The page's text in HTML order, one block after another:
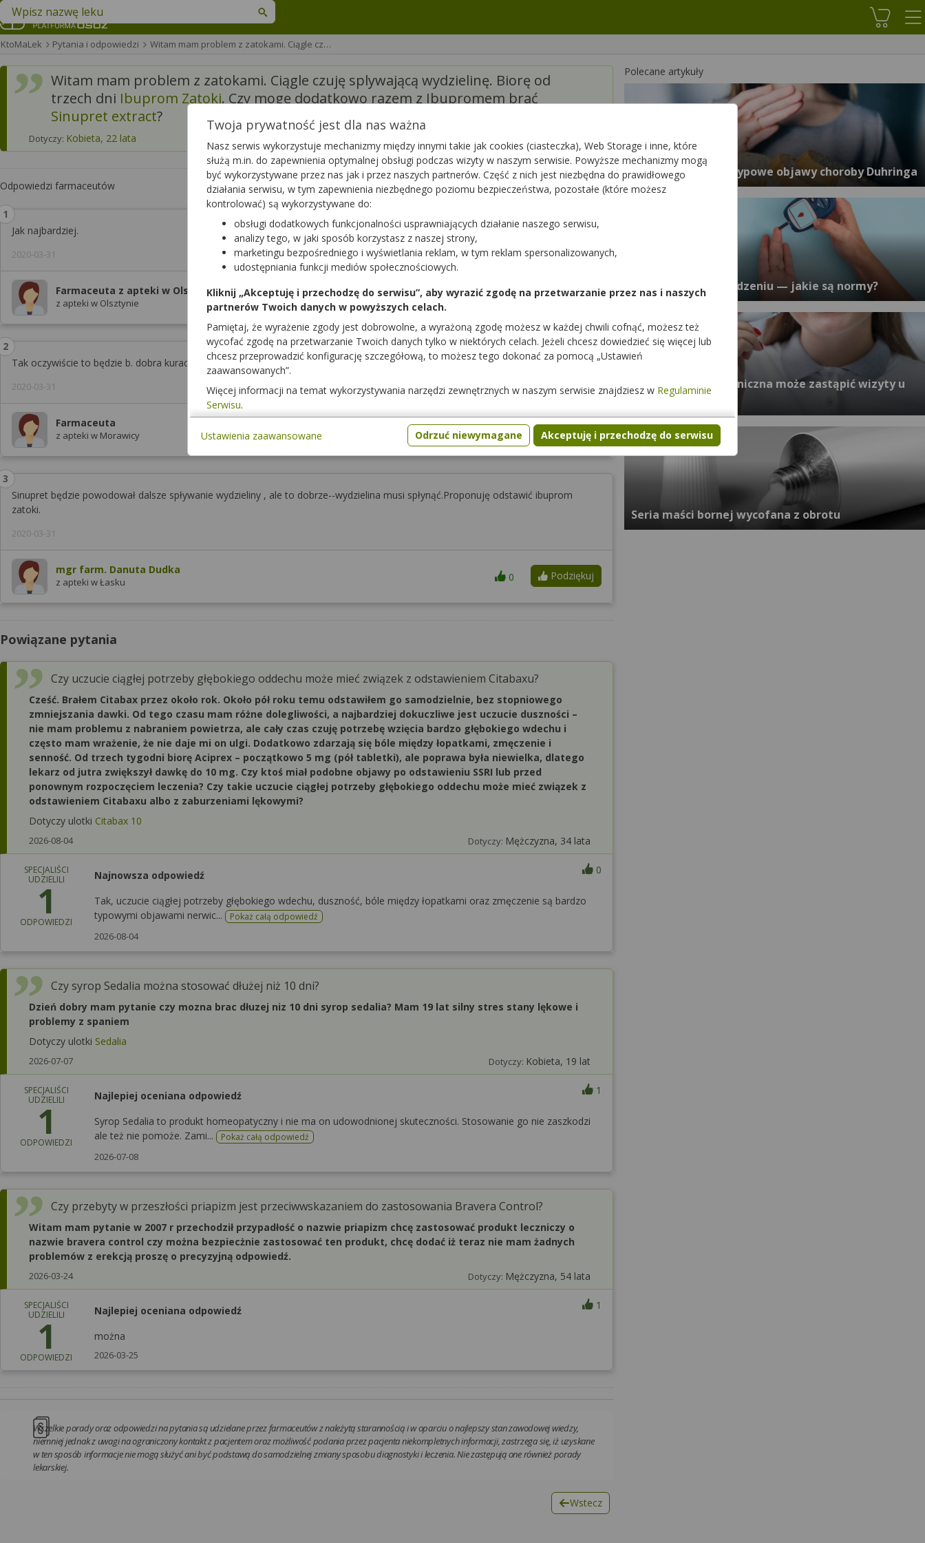
Koszyk
Znajdź lek w swojej okolicy
KtoMaLek Pytania i odpowiedzi Witam mam problem z zatokami. Ciągle cz…
Witam mam problem z zatokami. Ciągle czuję splywającą wydzielinę. Biorę od
trzech dni Ibuprom Zatoki. Czy mogę dodatkowo razem z Ibupromem brać
Sinupret extract?
Dotyczy: Kobieta, 22 lata
Odpowiedzi farmaceutów
Jak najbardziej.
2020-03-31
Farmaceuta z apteki w Olsztyn
z apteki w Olsztynie
Podziękuj
0
Tak oczywiście to będzie b. dobra kuracja
2020-03-31
Farmaceuta
z apteki w Morawicy
Podziękuj
0
Sinupret będzie powodował dalsze spływanie wydzieliny , ale to dobrze--wydzielina musi spłynąć.Proponuję odstawić ibuprom
zatoki.
2020-03-31
mgr farm. Danuta Dudka
z apteki w Łasku
Podziękuj
0
Powiązane pytania
Czy uczucie ciągłej potrzeby głębokiego oddechu może mieć związek z odstawieniem Citabaxu?
Cześć. Brałem Citabax przez około rok. Około pół roku temu odstawiłem go samodzielnie, bez stopniowego
zmniejszania dawki. Od tego czasu mam różne dolegliwości, a najbardziej dokuczliwe jest uczucie duszności –
nie mam problemu z nabraniem powietrza, ale cały czas czuję potrzebę wzięcia bardzo głębokiego wdechu i
często mam wrażenie, że nie daje mi on ulgi. Dodatkowo zdarzają się bóle między łopatkami, zmęczenie i
senność. Od trzech tygodni biorę Aciprex – początkowo 5 mg (pół tabletki), ale poprawa była niewielka, dlatego
lekarz od jutra zwiększył dawkę do 10 mg. Czy ktoś miał podobne objawy po odstawieniu SSRI lub przed
ponownym rozpoczęciem leczenia? Czy takie uczucie ciągłej potrzeby głębokiego oddechu może mieć związek z
odstawieniem Citabaxu albo z zaburzeniami lękowymi?
Dotyczy ulotki Citabax 10
2026-08-04 Dotyczy: Mężczyzna, 34 lata
SPECJALIŚCI
UDZIELILI
1
ODPOWIEDZI
Najnowsza odpowiedź 0
Tak, uczucie ciągłej potrzeby głębokiego wdechu, duszność, bóle między łopatkami oraz zmęczenie są bardzo
typowymi objawami nerwic...
Pokaż całą odpowiedź
2026-08-04
Czy syrop Sedalia można stosować dłużej niż 10 dni?
Dzień dobry mam pytanie czy mozna brac dłuzej niz 10 dni syrop sedalia? Mam 19 lat silny stres stany lękowe i
problemy z spaniem
Dotyczy ulotki Sedalia
2026-07-07 Dotyczy: Kobieta, 19 lat
SPECJALIŚCI
UDZIELILI
1
ODPOWIEDZI
Najlepiej oceniana odpowiedź 1
Syrop Sedalia to produkt homeopatyczny i nie ma on udowodnionej skuteczności. Stosowanie go nie zaszkodzi
ale też nie pomoże. Zami...
Pokaż całą odpowiedź
2026-07-08
Czy przebyty w przeszłości priapizm jest przeciwwskazaniem do zastosowania Bravera Control?
Witam mam pytanie w 2007 r przechodził przypadłość o nazwie priapizm chcę zastosować produkt leczniczy o
nazwie bravera control czy można bezpiecżnie zastosować ten produkt, chcę dodać iż teraz nie mam żadnych
problemów z erekcją proszę o precyzyjną odpowiedź.
2026-03-24 Dotyczy: Mężczyzna, 54 lata
SPECJALIŚCI
UDZIELILI
1
ODPOWIEDZI
Najlepiej oceniana odpowiedź 1
można
2026-03-25
Wszelkie porady oraz odpowiedzi na pytania są udzielane przez farmaceutów z należytą starannością i w oparciu o najlepszy stan zawodowej wiedzy,
niemniej jednak z uwagi na ograniczony kontakt z pacjentem oraz możliwość podania przez pacjenta niekompletnych informacji, zastrzega się, iż uzyskane
w ten sposób informacje nie mogą służyć ani być podstawą do samodzielnej zmiany sposobu diagnostyki i leczenia. Nie zastępują one również porady
lekarskiej.
Wstecz
Polecane artykuły
Celiakia a skóra – typowe objawy choroby Duhringa
Poziom cukru po jedzeniu — jakie są normy?
Czy szczoteczka soniczna może zastąpić wizyty u
dentysty?
Seria maści bornej wycofana z obrotu
Twoja prywatność jest dla nas ważna
Nasz serwis wykorzystuje mechanizmy między innymi takie jak cookies (ciasteczka), Web Storage i inne, które
służą m.in. do zapewnienia optymalnej obsługi podczas wizyty w naszym serwisie. Powyższe mechanizmy mogą
być wykorzystywane przez nas jak i przez naszych partnerów. Część z nich jest niezbędna do prawidłowego
działania serwisu, w tym zapewnienia niezbędnego poziomu bezpieczeństwa, pozostałe (które możesz
kontrolować) są wykorzystywane do:
obsługi dodatkowych funkcjonalności usprawniających działanie naszego serwisu,
analizy tego, w jaki sposób korzystasz z naszej strony,
marketingu bezpośredniego i wyświetlania reklam, w tym reklam spersonalizowanych,
udostępniania funkcji mediów społecznościowych.
Kliknij „Akceptuję i przechodzę do serwisu”, aby wyrazić zgodę na przetwarzanie przez nas i naszych
partnerów Twoich danych w powyższych celach.
Pamiętaj, że wyrażenie zgody jest dobrowolne, a wyrażoną zgodę możesz w każdej chwili cofnąć, możesz też
wycofać zgodę na przetwarzanie Twoich danych tylko w niektórych celach. Jeżeli chcesz dowiedzieć się więcej lub
chcesz przeprowadzić konfigurację szczegółową, to możesz tego dokonać za pomocą „Ustawień
zaawansowanych”.
Więcej informacji na temat wykorzystywania narzędzi zewnętrznych w naszym serwisie znajdziesz w Regulaminie
Serwisu.
Odrzuć niewymagane Akceptuję i przechodzę do serwisu
Ustawienia zaawansowane